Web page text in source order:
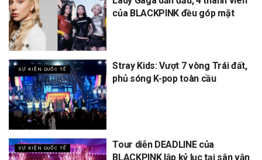
của BLACKPINK đều góp mặt
SỰ KIỆN QUỐC TẾ
Stray Kids: Vượt 7 vòng Trái đất,
phủ sóng K-pop toàn cầu
SỰ KIỆN QUỐC TẾ
Tour diễn DEADLINE của
BLACKPINK lập kỷ lục tại sân vận